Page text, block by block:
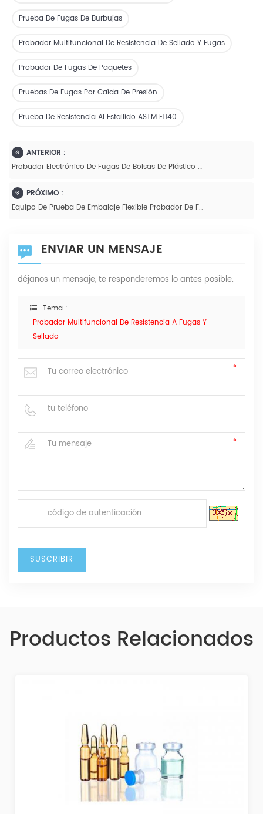
Prueba De Fugas De Burbujas
Probador Multifuncional De Resistencia De Sellado Y Fugas
Probador De Fugas De Paquetes
Pruebas De Fugas Por Caída De Presión
Prueba De Resistencia Al Estallido ASTM F1140
ANTERIOR :
Probador Electrónico De Fugas De Bolsas De Plástico GB-M2
PRÓXIMO :
Equipo De Prueba De Embalaje Flexible Probador De Fugas De Sellado Hermético GB-M
ENVIAR UN MENSAJE
déjanos un mensaje, te responderemos lo antes posible.
Tema :
Probador Multifuncional De Resistencia A Fugas Y
Sellado
Productos Relacionados